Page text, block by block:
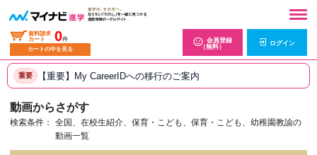
資料請求
カート
0件
カートの中を見る
会員登録
（無料）
ログイン
重要 【重要】My CareerIDへの移行のご案内
動画からさがす
検索条件：
全国、在校生紹介、保育・こども、保育・こども、幼稚園教諭の
動画一覧